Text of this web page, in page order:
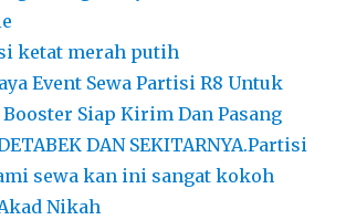
ketat merah putih
Event Sewa Partisi R8 Untuk
Siap Kirim Dan Pasang
DAN SEKITARNYA.Partisi
sewa kan ini sangat kokoh
Nikah